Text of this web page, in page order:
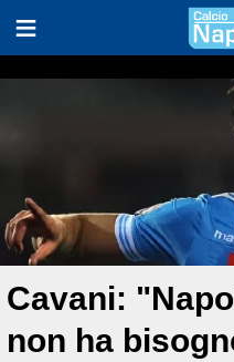
Cavani:
non ha